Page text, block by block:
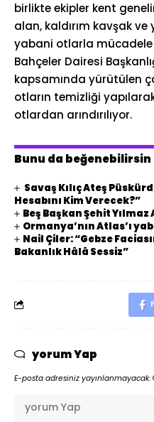
birlikte ekipler kent
alan, kaldırım kavşak ve
yabani otlarla mücadele
Bahçeler Dairesi
kapsamında yürütülen
otların temizliği
otlardan arındırılıyor.
Bunu da beğenebilirsin
Savaş Kılıç Ateş
Hesabını Kim Verecek?”
Beş Başkan Şehit
Ormanya’nın Atlas’ı
Nail Çiler: “Gebze
Bakanlık Hâlâ Sessiz”
yorum Yap
E-posta adresiniz yayınlanmayacak.